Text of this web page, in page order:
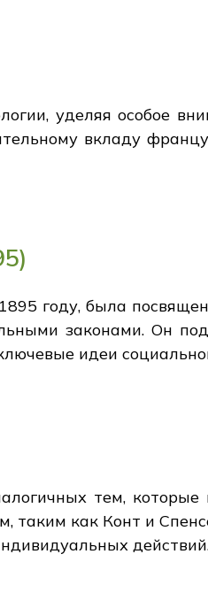
уделяя особое
вкладу
году, была
законами. Он
идеи
тем, которые
таким как Конт и